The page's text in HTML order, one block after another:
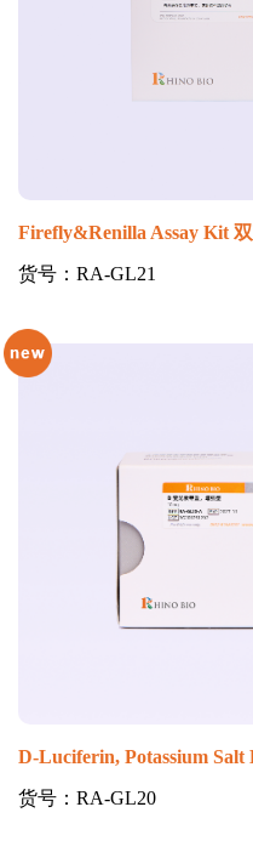
Firefly&Renilla Assay Kit
货号：RA-GL21
D-Luciferin, Potassium
货号：RA-GL20